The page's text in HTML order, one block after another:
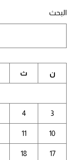
البحث
ن ث
3
4
10
11
17
18